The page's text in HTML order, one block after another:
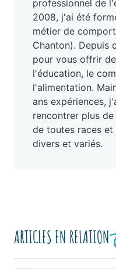
professionnel de
2008, j'ai été
métier de
Chanton). Depuis
pour vous offrir
l'éducation, le
l'alimentation.
ans expériences,
rencontrer plus
de toutes races
divers et variés.
ARTICLES EN RELATION